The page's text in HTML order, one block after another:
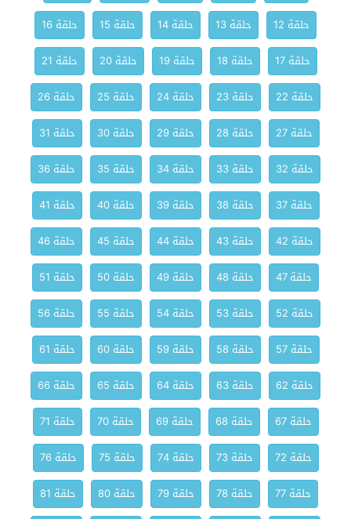
حلقة 12
حلقة 13 حلقة 14 حلقة 15
حلقة 16
حلقة 17
حلقة 18 حلقة 19 حلقة 20
حلقة 21
حلقة 22
حلقة 23 حلقة 24 حلقة 25
حلقة 26
حلقة 27
حلقة 28 حلقة 29 حلقة 30
حلقة 31
حلقة 32
حلقة 33 حلقة 34 حلقة 35
حلقة 36
حلقة 37
حلقة 38 حلقة 39 حلقة 40
حلقة 41
حلقة 42
حلقة 43 حلقة 44 حلقة 45
حلقة 46
حلقة 47
حلقة 48 حلقة 49 حلقة 50
حلقة 51
حلقة 52
حلقة 53 حلقة 54 حلقة 55
حلقة 56
حلقة 57
حلقة 58 حلقة 59 حلقة 60
حلقة 61
حلقة 62
حلقة 63 حلقة 64 حلقة 65
حلقة 66
حلقة 67
حلقة 68 حلقة 69 حلقة 70
حلقة 71
حلقة 72
حلقة 73 حلقة 74 حلقة 75
حلقة 76
حلقة 77
حلقة 78 حلقة 79 حلقة 80
حلقة 81